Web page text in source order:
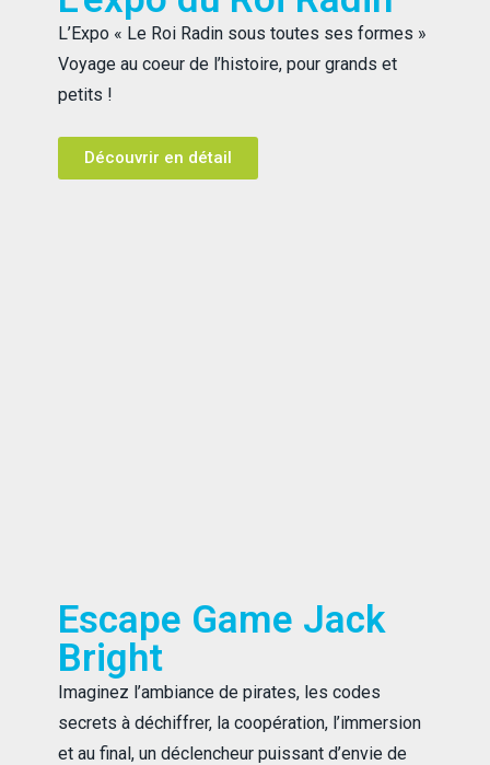
L’Expo « Le Roi Radin sous toutes ses formes »
Voyage au coeur de l’histoire, pour grands et
petits !
Découvrir en détail
Escape Game Jack
Bright
Imaginez l’ambiance de pirates, les codes
secrets à déchiffrer, la coopération, l’immersion
et au final, un déclencheur puissant d’envie de